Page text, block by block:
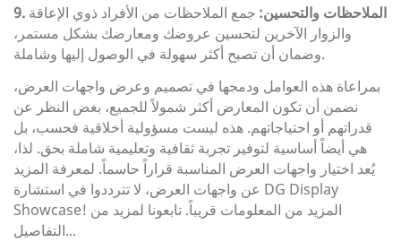
9. الملاحظات والتحسين: جمع الملاحظات من الأفراد ذوي الإعاقة
والزوار الآخرين لتحسين عروضك ومعارضك بشكل مستمر،
وضمان أن تصبح أكثر سهولة في الوصول إليها وشاملة.
بمراعاة هذه العوامل ودمجها في تصميم وعرض واجهات العرض،
نضمن أن تكون المعارض أكثر شمولاً للجميع، بغض النظر عن
قدراتهم أو احتياجاتهم. هذه ليست مسؤولية أخلاقية فحسب، بل
هي أيضاً أساسية لتوفير تجربة ثقافية وتعليمية شاملة بحق. لذا،
يُعد اختيار واجهات العرض المناسبة قراراً حاسماً. لمعرفة المزيد
عن واجهات العرض، لا تترددوا في استشارة DG Display
Showcase! المزيد من المعلومات قريباً. تابعونا لمزيد من
التفاصيل...